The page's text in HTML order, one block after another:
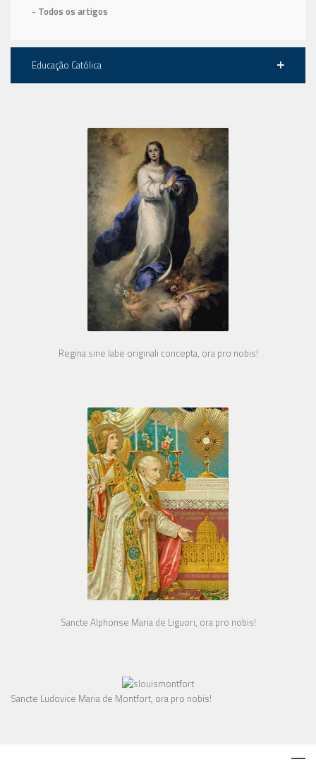
- Todos os artigos
Educação Católica
Regina sine labe originali concepta, ora pro nobis!
Sancte Alphonse Maria de Liguori, ora pro nobis!
Sancte Ludovice Maria de Montfort, ora pro nobis!